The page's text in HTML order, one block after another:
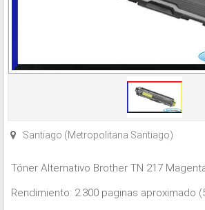
Santiago (Metropolitana Santiago)
Tóner Alternativo Brother TN 217
Rendimiento: 2.300 paginas aproximado